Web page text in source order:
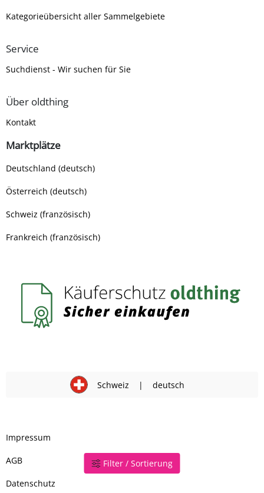
Filter / Sortierung
Kategorieübersicht aller Sammelgebiete
Service
Suchdienst - Wir suchen für Sie
Über oldthing
Kontakt
Marktplätze
Deutschland (deutsch)
Österreich (deutsch)
Schweiz (französisch)
Frankreich (französisch)
Schweiz | deutsch
Impressum
AGB
Datenschutz